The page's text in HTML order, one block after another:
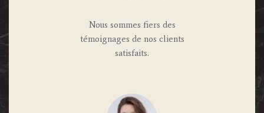
Nous sommes fiers des
témoignages de nos clients
satisfaits.